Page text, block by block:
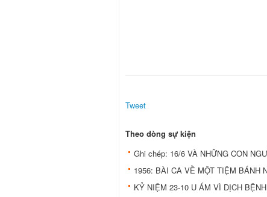
Tweet
Theo dòng sự kiện
Ghi chép: 16/6 VÀ NHỮNG CON
1956: BÀI CA VỀ MỘT TIỆM BÁNH
KỶ NIỆM 23-10 U ÁM VÌ DỊCH